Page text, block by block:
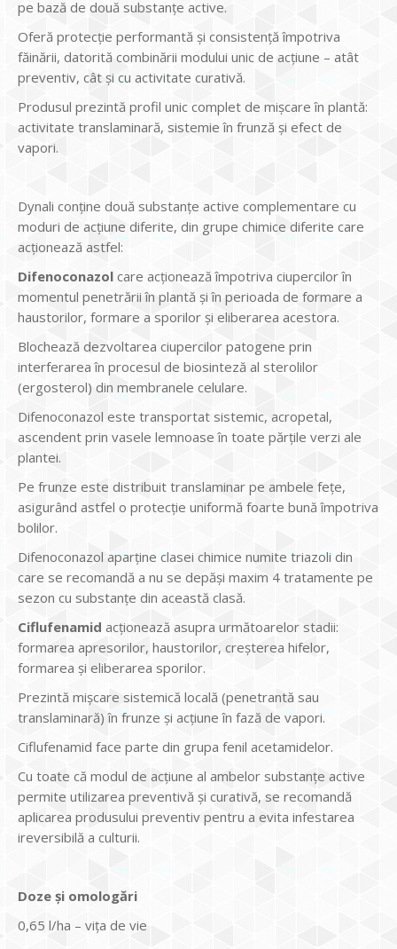
pe bază de două substanţe active.
Oferă protecţie performantă şi consistenţă împotriva
făinării, datorită combinării modului unic de acţiune – atât
preventiv, cât şi cu activitate curativă.
Produsul prezintă profil unic complet de mişcare în plantă:
activitate translaminară, sistemie în frunză şi efect de
vapori.
Dynali conţine două substanţe active complementare cu
moduri de acţiune diferite, din grupe chimice diferite care
acţionează astfel:
Difenoconazol care acţionează împotriva ciupercilor în
momentul penetrării în plantă şi în perioada de formare a
haustorilor, formare a sporilor şi eliberarea acestora.
Blochează dezvoltarea ciupercilor patogene prin
interferarea în procesul de biosinteză al sterolilor
(ergosterol) din membranele celulare.
Difenoconazol este transportat sistemic, acropetal,
ascendent prin vasele lemnoase în toate părţile verzi ale
plantei.
Pe frunze este distribuit translaminar pe ambele feţe,
asigurând astfel o protecţie uniformă foarte bună împotriva
bolilor.
Difenoconazol aparţine clasei chimice numite triazoli din
care se recomandă a nu se depăşi maxim 4 tratamente pe
sezon cu substanţe din această clasă.
Ciflufenamid acţionează asupra următoarelor stadii:
formarea apresorilor, haustorilor, creşterea hifelor,
formarea şi eliberarea sporilor.
Prezintă mişcare sistemică locală (penetrantă sau
translaminară) în frunze şi acţiune în fază de vapori.
Ciflufenamid face parte din grupa fenil acetamidelor.
Cu toate că modul de acţiune al ambelor substanţe active
permite utilizarea preventivă şi curativă, se recomandă
aplicarea produsului preventiv pentru a evita infestarea
ireversibilă a culturii.
Doze şi omologări
0,65 l/ha – viţa de vie